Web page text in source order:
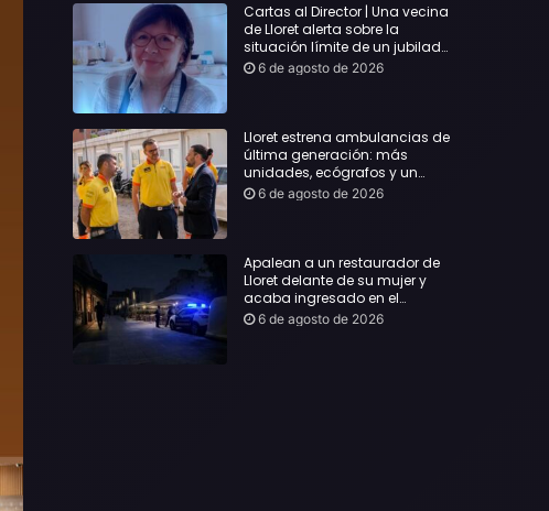
Cartas al Director | Una vecina
de Lloret alerta sobre la
situación límite de un jubilado
de 65 años y pide una
6 de agosto de 2026
Lloret estrena ambulancias de
última generación: más
unidades, ecógrafos y un
servicio reforzado las 24 horas
6 de agosto de 2026
Apalean a un restaurador de
Lloret delante de su mujer y
acaba ingresado en el
Hospital Vall d’Hebron
6 de agosto de 2026